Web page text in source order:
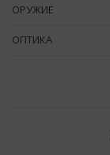
ОРУЖИЕ
ОПТИКА